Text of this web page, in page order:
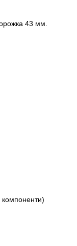
43 мм.
компоненти)